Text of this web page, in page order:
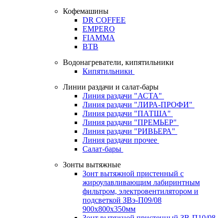
Кофемашины
DR COFFEE
EMPERO
FIAMMA
BTB
Водонагреватели, кипятильники
Кипятильники
Линии раздачи и салат-бары
Линия раздачи "АСТА"
Линия раздачи "ЛИРА-ПРОФИ"
Линия раздачи "ПАТША"
Линия раздачи "ПРЕМЬЕР"
Линия раздачи "РИВЬЕРА"
Линия раздачи прочее
Салат-бары
Зонты вытяжные
Зонт вытяжной пристенный с
жироулавливающим лабиринтным
фильтром, электровентилятором и
подсветкой ЗВэ-П09/08
900х800х350мм